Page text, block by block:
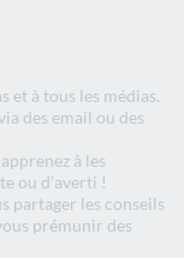
et à tous les médias.
des email ou des
à les
ou d’averti !
partager les conseils
prémunir des